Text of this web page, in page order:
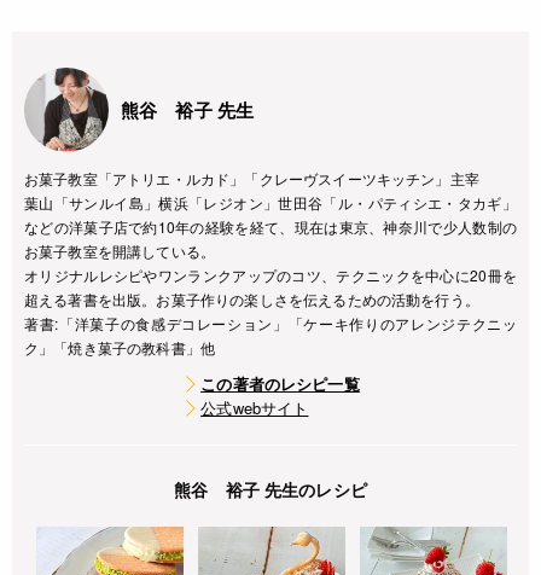
熊谷 裕子 先生
お菓子教室「アトリエ・ルカド」「クレーヴスイーツキッチン」主宰
葉山「サンルイ島」横浜「レジオン」世田谷「ル・パティシエ・タカギ」
などの洋菓子店で約10年の経験を経て、現在は東京、神奈川で少人数制の
お菓子教室を開講している。
オリジナルレシピやワンランクアップのコツ、テクニックを中心に20冊を
超える著書を出版。お菓子作りの楽しさを伝えるための活動を行う。
著書:「洋菓子の食感デコレーション」「ケーキ作りのアレンジテクニッ
ク」「焼き菓子の教科書」他
この著者のレシピ一覧
公式webサイト
熊谷 裕子 先生のレシピ